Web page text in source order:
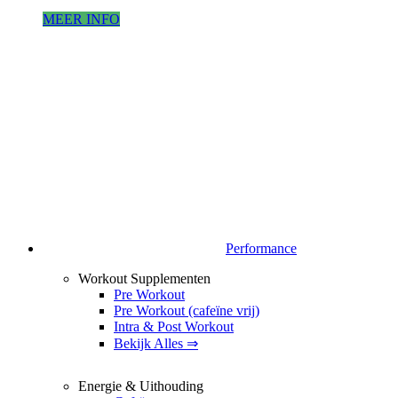
MEER INFO
Performance
Workout Supplementen
Pre Workout
Pre Workout (cafeïne vrij)
Intra & Post Workout
Bekijk Alles ⇒
Energie & Uithouding